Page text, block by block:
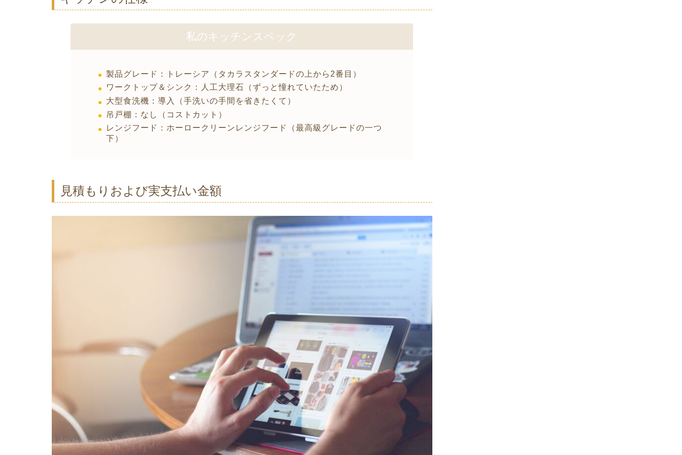
私のキッチンスペック
製品グレード：トレーシア（タカラスタンダードの上から2番目）
ワークトップ＆シンク：人工大理石（ずっと憧れていたため）
大型食洗機：導入（手洗いの手間を省きたくて）
吊戸棚：なし（コストカット）
レンジフード：ホーロークリーンレンジフード（最高級グレードの一つ
下）
見積もりおよび実支払い金額